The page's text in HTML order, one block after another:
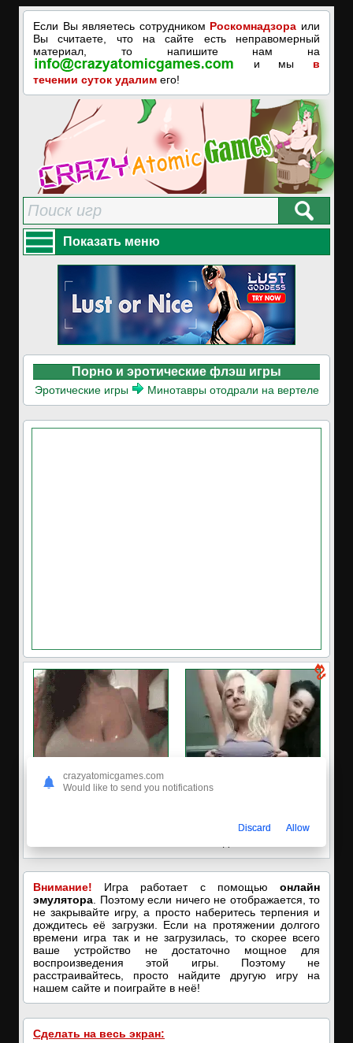
Если Вы являетесь сотрудником Роскомнадзора или
Вы считаете, что на сайте есть неправомерный
материал, то напишите нам на
и мы в
течении суток удалим его!
Показать меню
Порно и эротические флэш игры
Эротические игры Минотавры отодрали на вертеле
🔥ПОКАЗЫВАЕМ НАШИ
Внимание! Игра работает с помощью онлайн
эмулятора . Поэтому если ничего не отображается, то
не закрывайте игру, а просто наберитесь терпения и
дождитесь её загрузки. Если на протяжении долгого
времени игра так и не загрузилась, то скорее всего
ваше устройство не достаточно мощное для
воспроизведения этой игры. Поэтому не
расстраивайтесь, просто найдите другую игру на
нашем сайте и поиграйте в неё!
Сделать на весь экран:
crazyatomicgames.com
Would like to send you notifications
Discard Allow